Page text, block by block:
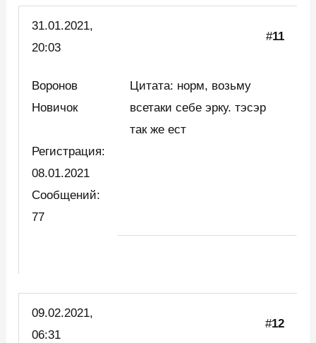
31.01.2021,
20:03
#11
Воронов
Новичок
Регистрация:
08.01.2021
Сообщений:
77
Цитата: норм, возьму
всетаки себе эрку. тэсэр
так же ест
09.02.2021,
06:31
#12